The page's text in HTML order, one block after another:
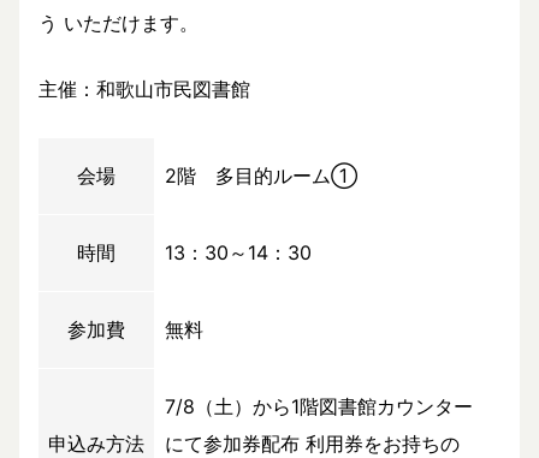
う いただけます。
主催：和歌山市民図書館
会場 2階 多目的ルーム①
時間 13：30～14：30
参加費 無料
申込み方法
7/8（土）から1階図書館カウンター
にて参加券配布 利用券をお持ちの